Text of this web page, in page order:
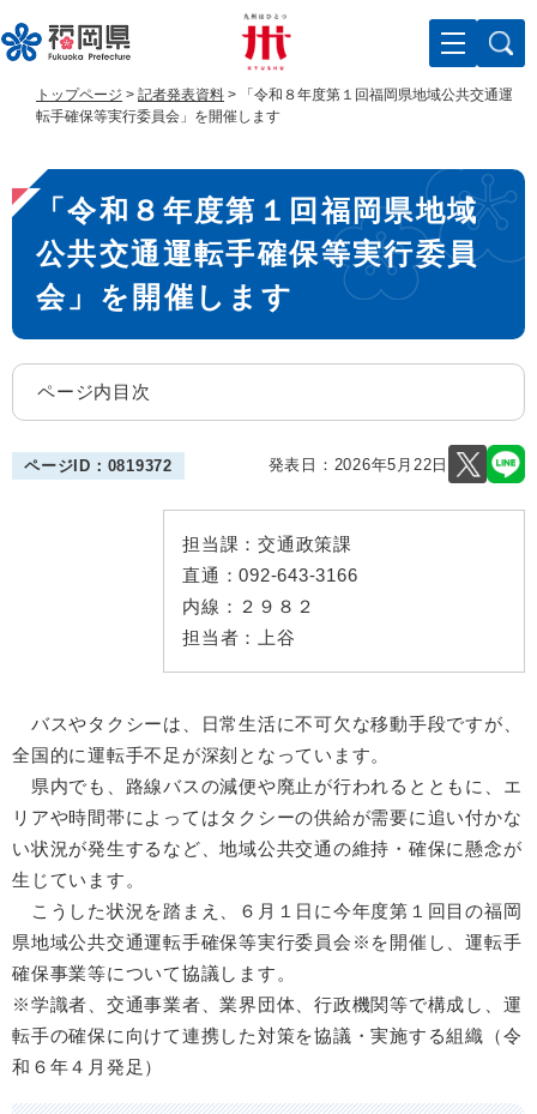
ー
ジ
す
。
ニ
ュ
し
て
トップページ > 記者発表資料 >
「令和８年度第１回福岡県地域公共交通運
転手確保等実行委員会」を開催します
本
文
「令和８年度第１回福岡県地域
公共交通運転手確保等実行委員
会」を開催します
ページ内目次
ページID：0819372 発表日： 2026年5月22日
担当課： 交通政策課
直通：092-643-3166
内線： ２９８２
担当者：
上谷
バスやタクシーは、日常生活に不可欠な移動手段ですが、
全国的に運転手不足が深刻となっています。
県内でも、路線バスの減便や廃止が行われるとともに、エ
リアや時間帯によってはタクシーの供給が需要に追い付かな
い状況が発生するなど、地域公共交通の維持・確保に懸念が
生じています。
こうした状況を踏まえ、６月１日に今年度第１回目の福岡
県地域公共交通運転手確保等実行委員会※を開催し、運転手
確保事業等について協議します。
​※学識者、交通事業者、業界団体、行政機関等で構成し、運
転手の確保に向けて連携した対策を協議・実施する組織（令
和６年４月発足）